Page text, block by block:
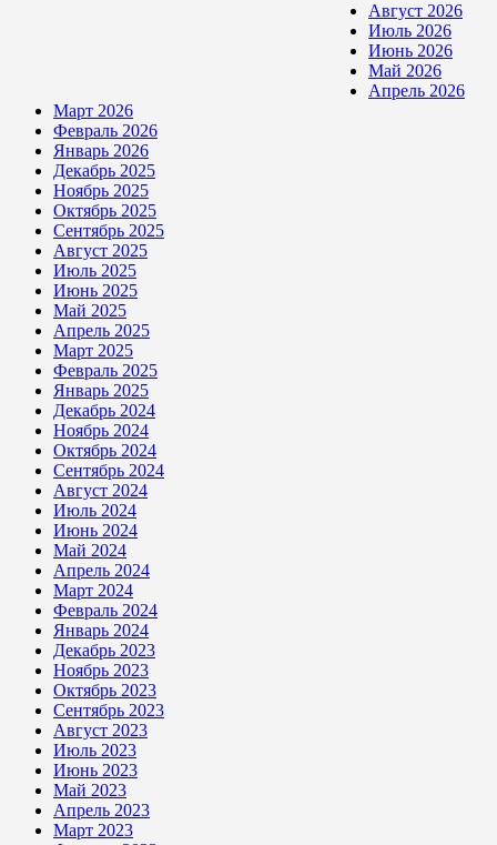
Август 2026
Июль 2026
Июнь 2026
Май 2026
Апрель 2026
Март 2026
Февраль 2026
Январь 2026
Декабрь 2025
Ноябрь 2025
Октябрь 2025
Сентябрь 2025
Август 2025
Июль 2025
Июнь 2025
Май 2025
Апрель 2025
Март 2025
Февраль 2025
Январь 2025
Декабрь 2024
Ноябрь 2024
Октябрь 2024
Сентябрь 2024
Август 2024
Июль 2024
Июнь 2024
Май 2024
Апрель 2024
Март 2024
Февраль 2024
Январь 2024
Декабрь 2023
Ноябрь 2023
Октябрь 2023
Сентябрь 2023
Август 2023
Июль 2023
Июнь 2023
Май 2023
Апрель 2023
Март 2023